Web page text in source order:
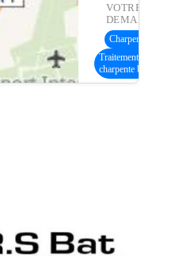
VOTRE
DEMANDE :
Charpente bois
Traitement
charpente bois